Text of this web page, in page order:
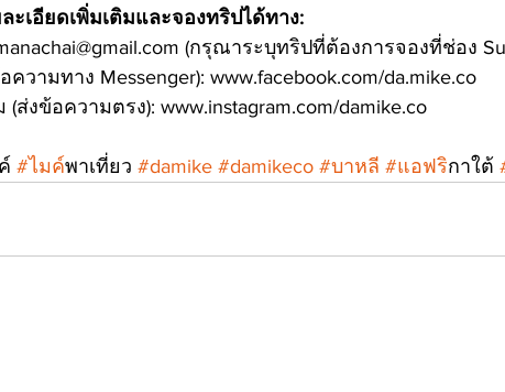
ะเอียดเพิ่มเติมและจองทริปได้ทาง:
(กรุณาระบุทริปที่ต้องการจองที่ช่อง
ความทาง Messenger): www.facebook.com/da.mike.co
ส่งข้อความตรง): www.instagram.com/damike.co
#ไมค์พาเที่ยว #damike #damikeco #บาหล #แอฟริกาใต้